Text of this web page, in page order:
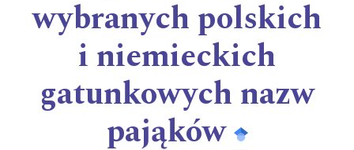
wybranych polskich
i niemieckich
gatunkowych nazw
pająków